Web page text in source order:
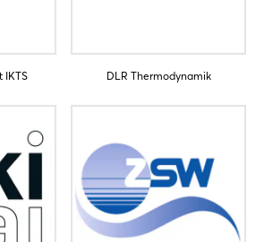
IKTS DLR Thermodynamik
nicht angemeldet?